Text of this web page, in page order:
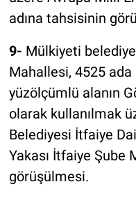
adına tahsisinin
9- Mülkiyeti
Mahallesi, 4525
yüzölçümlü alanın
olarak kullanılmak
Belediyesi İtfaiye
Yakası İtfaiye Şube
görüşülmesi.